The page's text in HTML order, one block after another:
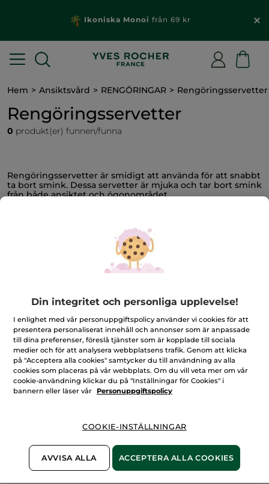
Ikoniska Monoi från 69 kr
Hem Ansiktsvård RENGÖRINGAR Rengöringsservetter
Rengöringsservetter
0 produkt(er) funnen/funna
Rengöringsservetter är smidigt att använda för att snabbt
ta bort smink. Dessa servetter är mjuka och tar bort smink
från både ansiktet och ögonområdet.
SORTERA EFTER
Rengöringsservetter ansikte
Vad är rengöringsservetter?
Rengöringsservetter eller även kallat sminkborttagningsservetter,
cleansing wipes eller ansiktsservetter är enskilda servetter som man
använder för att rengöra ansiktet med och ta bort makeup. Våra
servetter är skonsamma då de tar hänsyn till hudens pH-värde.
tillgång till rinnande vatten, t.ex. på resan eller när man har bråttom
Vi har sminkservetter som passar dig med normal till blandhud. De
rengör huden i ansiktet och runt ögonen. Lotionen i dessa
MER INFO
ingredienser
Din integritet och personliga upplevelse!
I enlighet med vår personuppgiftspolicy använder vi cookies för att
presentera personaliserat innehåll och annonser som är anpassade
till dina preferenser, föreslå tjänster som är kopplade till sociala
medier och för att analysera webbplatsens trafik. Genom att klicka
på "Acceptera alla cookies" samtycker du till användning av alla
cookies som placeras på vår webbplats. Om du vill veta mer om vår
cookie-användning klickar du på "Inställningar för Cookies" i
bannern eller läser vår
Personuppgiftspolicy
COOKIE-INSTÄLLNINGAR
AVVISA ALLA ACCEPTERA ALLA COOKIES